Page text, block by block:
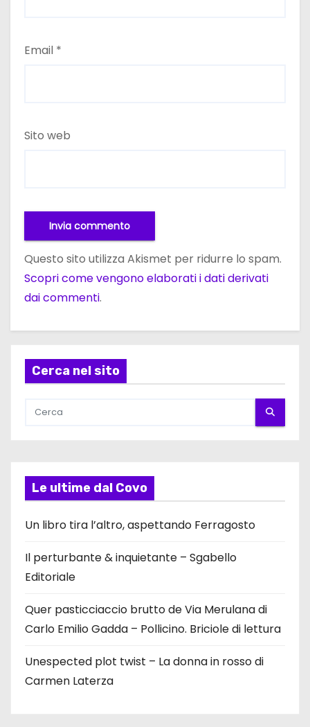
Email *
Sito web
Questo sito utilizza Akismet per ridurre lo spam.
Scopri come vengono elaborati i dati derivati
dai commenti.
Cerca nel sito
Le ultime dal Covo
Un libro tira l’altro, aspettando Ferragosto
Il perturbante & inquietante – Sgabello
Editoriale
Quer pasticciaccio brutto de Via Merulana di
Carlo Emilio Gadda – Pollicino. Briciole di lettura
Unespected plot twist – La donna in rosso di
Carmen Laterza